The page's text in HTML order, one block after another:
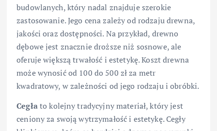
budowlanych, który nadal znajduje szerokie
zastosowanie. Jego cena zależy od rodzaju drewna,
jakości oraz dostępności. Na przykład, drewno
dębowe jest znacznie droższe niż sosnowe, ale
oferuje większą trwałość i estetykę. Koszt drewna
może wynosić od 100 do 500 zł za metr
kwadratowy, w zależności od jego rodzaju i obróbki.
Cegłato kolejny tradycyjny materiał, który jest
ceniony za swoją wytrzymałość i estetykę. Cegły